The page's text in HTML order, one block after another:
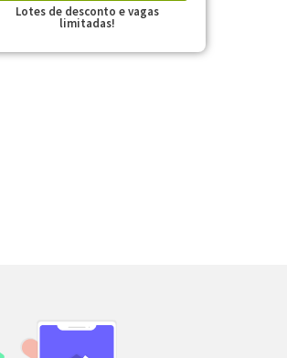
Lotes de desconto e vagas
limitadas!